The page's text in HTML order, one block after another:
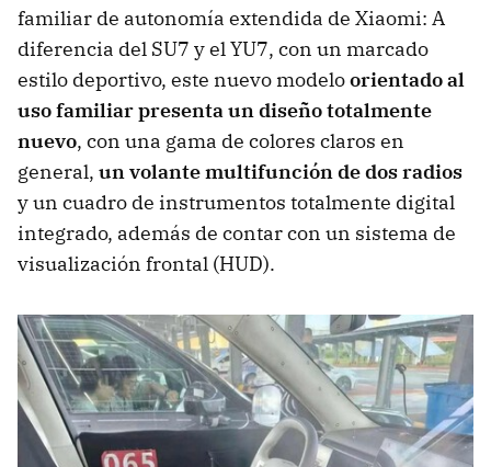
familiar de autonomía extendida de Xiaomi: A
diferencia del SU7 y el YU7, con un marcado
estilo deportivo, este nuevo modeloorientado al
uso familiar presenta un diseño totalmente
nuevo, con una gama de colores claros en
general, un volante multifunción de dos radios
y un cuadro de instrumentos totalmente digital
integrado, además de contar con un sistema de
visualización frontal (HUD).